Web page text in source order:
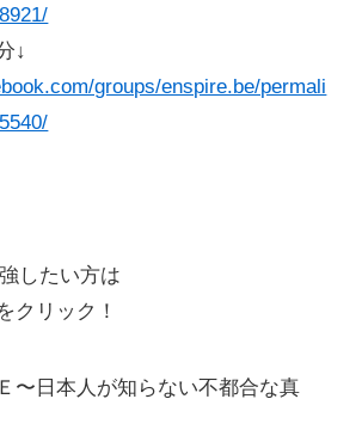
↓
groups/enspire.be/permali
したい方は
クリック！
〜日本人が知らない不都合な真